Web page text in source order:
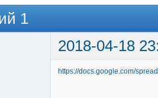
1
2018-04-18
https://docs.google.com/